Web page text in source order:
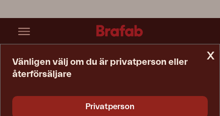
x
Vänligen välj om du är privatperson eller
återförsäljare
Privatperson